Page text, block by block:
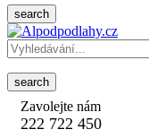
search
search
Zavolejte nám
222 722 450